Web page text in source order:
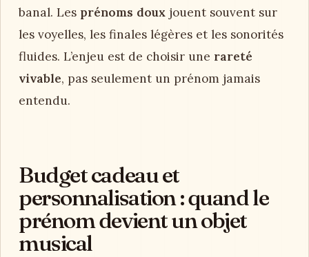
banal. Les prénoms doux jouent souvent sur
les voyelles, les finales légères et les sonorités
fluides. L’enjeu est de choisir une rareté
vivable, pas seulement un prénom jamais
entendu.
Budget cadeau et
personnalisation : quand le
prénom devient un objet
musical